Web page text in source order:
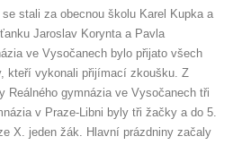
stali za obecnou školu Karel Kupka a
Jaroslav Korynta a Pavla
ve Vysočanech bylo přijato všech
kteří vykonali přijímací zkoušku. Z
Reálného gymnázia ve Vysočanech tři
v Praze-Libni byly tři žačky a do 5.
X. jeden žák. Hlavní prázdniny začaly